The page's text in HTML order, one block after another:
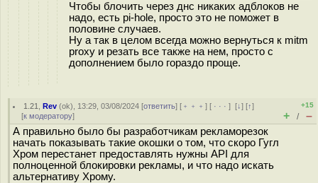
Чтобы блочить через днс никаких адблоков не
надо, есть pi-hole, просто это не поможет в
половине случаев.
Ну а так в целом всегда можно вернуться к mitm
proxy и резать все также на нем, просто с
дополнением было гораздо проще.
1.21 ,Rev (ok), 13:29, 03/08/2024 [ответить] [ ﹢﹢﹢] [ · · ·][↓] [↑]
[к модератору]
+15
+ / –
А правильно было бы разработчикам рекламорезок
начать показывать такие окошки о том, что скоро Гугл
Хром перестанет предоставлять нужны API для
полноценной блокировки рекламы, и что надо искать
альтернативу Хрому.